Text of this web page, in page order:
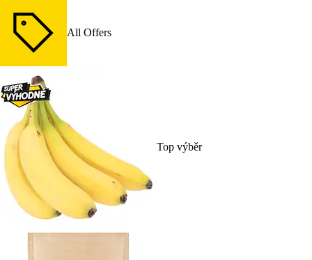
All Offers
Top výběr